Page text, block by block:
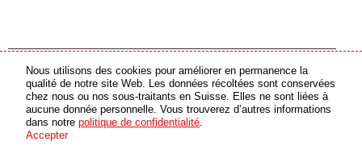
Ersetzen
2020
Ersetzen
2019
Genutzt 2020
Oracle
115
MySQL &
MariaDB
74
MySQL &
Nous utilisons des cookies pour améliorer en permanence la
qualité de notre site Web. Les données récoltées sont conservées
chez nous ou nos sous-traitants en Suisse. Elles ne sont liées à
aucune donnée personnelle. Vous trouverez d’autres informations
dans notre politique de confidentialité.
Accepter